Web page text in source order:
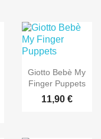
Giotto Bebè My
Finger Puppets
11,90 €